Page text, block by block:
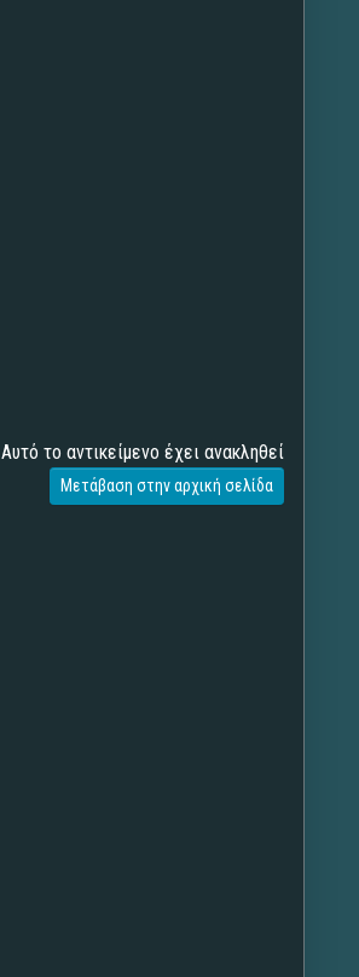
Αυτό το αντικείμενο έχει ανακληθεί
Μετάβαση στην αρχική σελίδα